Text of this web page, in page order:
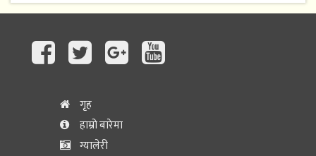
गृह
हाम्रो बारेमा
ग्यालेरी